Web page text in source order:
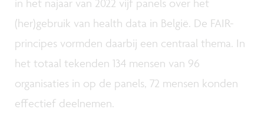
in het najaar van 2022 vijf panels over het
(her)gebruik van health data in België. De FAIR-
principes vormden daarbij een centraal thema. In
het totaal tekenden 134 mensen van 96
organisaties in op de panels, 72 mensen konden
effectief deelnemen.